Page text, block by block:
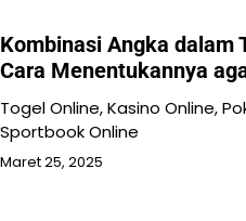
Kombinasi Angka dalam
Cara Menentukannya
Togel Online, Kasino Online,
Sportbook Online
Maret 25, 2025